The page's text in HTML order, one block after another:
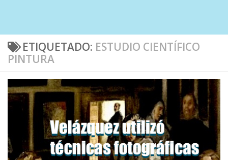
ETIQUETADO: ESTUDIO CIENTÍFICO
PINTURA